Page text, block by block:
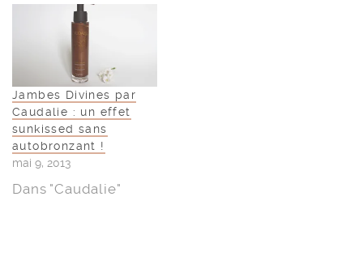
Jambes Divines par
Caudalie : un effet
sunkissed sans
autobronzant !
mai 9, 2013
Dans "Caudalie"